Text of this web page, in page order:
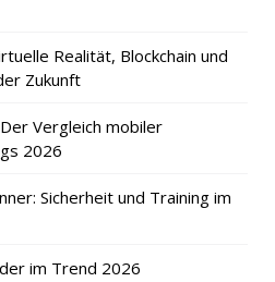
Realität, Blockchain und
Zukunft
Vergleich mobiler
2026
Sicherheit und Training im
im Trend 2026